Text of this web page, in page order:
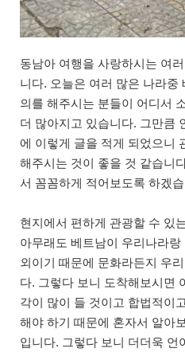
동남아 여행을 사랑하시는 여
니다. 오늘은 여러 많은 나라중
의를 해주시는 분들이 어디서
더 많아지고 있습니다. 그만큼
에 이렇게 글을 적게 되었으니
해주시는 것이 좋을 것 같습니
서 꼼꼼하게 적어보도록 하겠
현지에서 편하게 관광할 수 있
아무래도 베트남이 우리나라
외이기 때문에 문화라든지 우
다. 그렇다 보니 도착해보시면
각이 많이 들 것이고 합법적이
해야 하기 때문에 혼자서 알아
입니다. 그렇다 보니 더더욱 언